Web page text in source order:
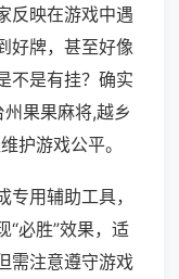
反映在游戏中遇
好牌，甚至好像
不是有挂？确实
果果麻将,越乡
护游戏公平。
用辅助工具，
“必胜”效果，适
需注意遵守游戏